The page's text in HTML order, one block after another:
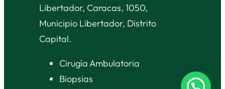
Libertador, Caracas, 1050,
Municipio Libertador, Distrito
Capital.
Cirugía Ambulatoria
Biopsias